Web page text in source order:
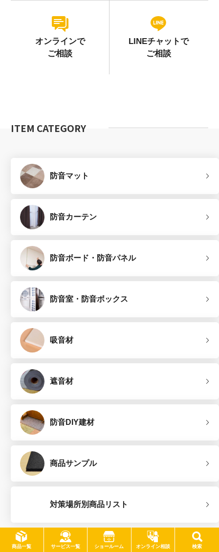
商品一覧 サービス一覧 ショールーム オンライン相談 検索
オンラインで
ご相談
LINEチャットで
ご相談
ITEM CATEGORY
防音マット
防音カーテン
防音ボード・防音パネル
防音室・防音ボックス
吸音材
遮音材
防音DIY建材
商品サンプル
対策場所別商品リスト